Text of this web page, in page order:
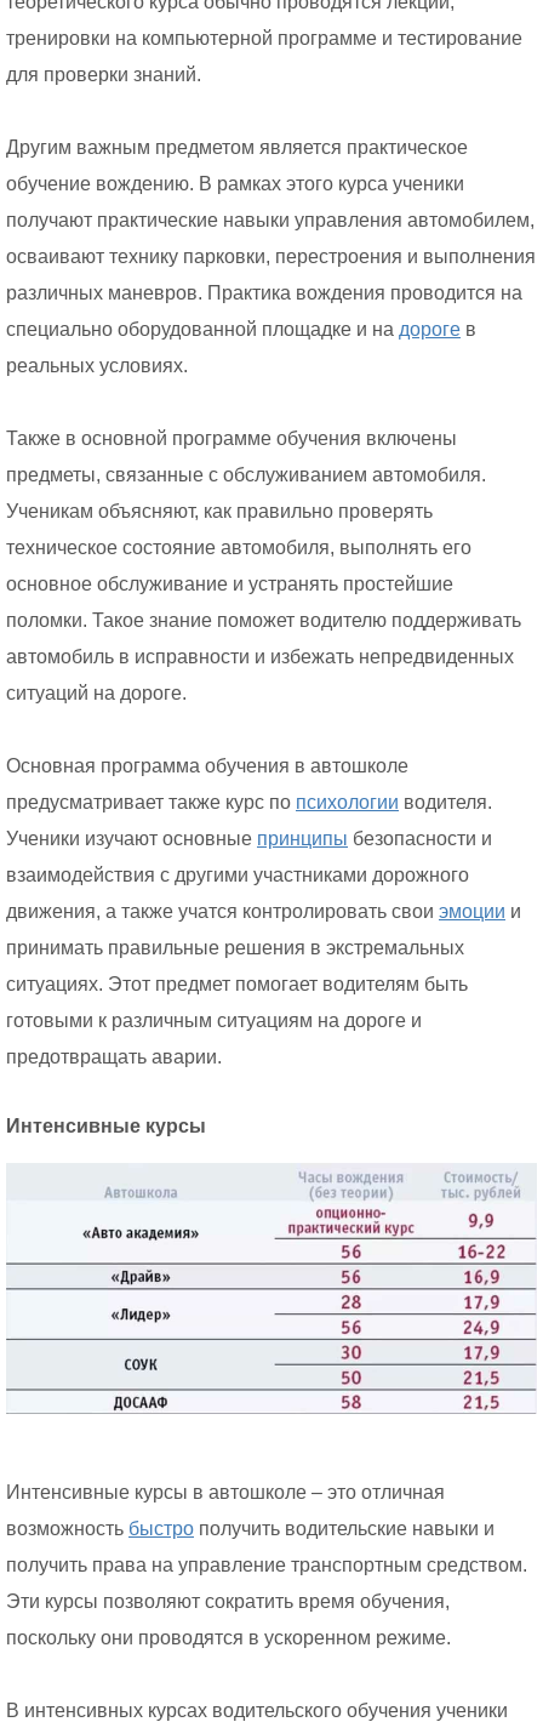
тренировки на компьютерной программе и тестирование
для проверки знаний.
Другим важным предметом является практическое
обучение вождению. В рамках этого курса ученики
получают практические навыки управления автомобилем,
осваивают технику парковки, перестроения и выполнения
различных маневров. Практика вождения проводится на
специально оборудованной площадке и на дороге в
реальных условиях.
Также в основной программе обучения включены
предметы, связанные с обслуживанием автомобиля.
Ученикам объясняют, как правильно проверять
техническое состояние автомобиля, выполнять его
основное обслуживание и устранять простейшие
поломки. Такое знание поможет водителю поддерживать
автомобиль в исправности и избежать непредвиденных
ситуаций на дороге.
Основная программа обучения в автошколе
предусматривает также курс по психологии водителя.
Ученики изучают основные принципы безопасности и
взаимодействия с другими участниками дорожного
движения, а также учатся контролировать свои эмоции и
принимать правильные решения в экстремальных
ситуациях. Этот предмет помогает водителям быть
готовыми к различным ситуациям на дороге и
предотвращать аварии.
Интенсивные курсы
Интенсивные курсы в автошколе – это отличная
возможность быстро получить водительские навыки и
получить права на управление транспортным средством.
Эти курсы позволяют сократить время обучения,
поскольку они проводятся в ускоренном режиме.
В интенсивных курсах водительского обучения ученики